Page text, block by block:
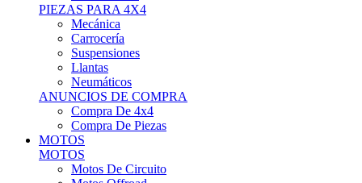
PIEZAS PARA 4X4
Mecánica
Carrocería
Suspensiones
Llantas
Neumáticos
ANUNCIOS DE COMPRA
Compra De 4x4
Compra De Piezas
MOTOS
MOTOS
Motos De Circuito